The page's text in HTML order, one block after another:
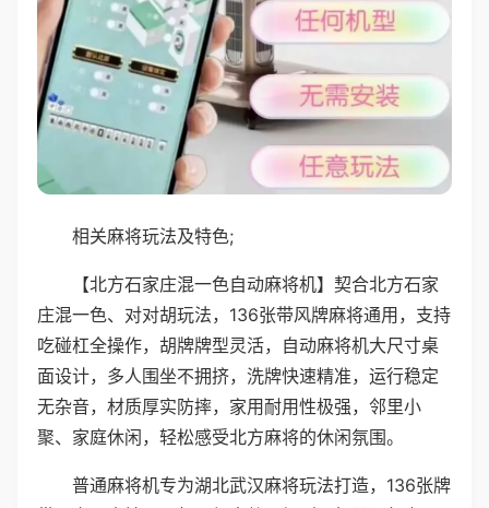
相关麻将玩法及特色;
【北方石家庄混一色自动麻将机】契合北方石家
庄混一色、对对胡玩法，136张带风牌麻将通用，支持
吃碰杠全操作，胡牌牌型灵活，自动麻将机大尺寸桌
面设计，多人围坐不拥挤，洗牌快速精准，运行稳定
无杂音，材质厚实防摔，家用耐用性极强，邻里小
聚、家庭休闲，轻松感受北方麻将的休闲氛围。
普通麻将机专为湖北武汉麻将玩法打造，136张牌